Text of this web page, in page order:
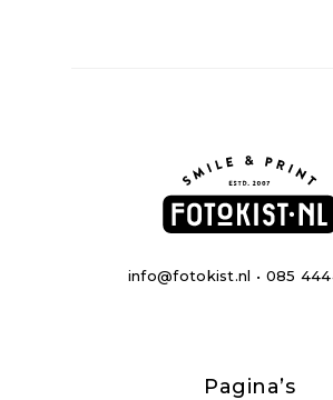
info@fotokist.nl • 085
Pagina’s